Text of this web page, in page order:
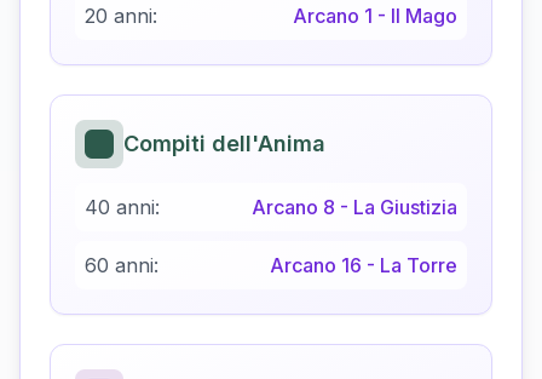
20 anni: Arcano 1 - Il Mago
Compiti dell'Anima
40 anni: Arcano 8 - La Giustizia
60 anni: Arcano 16 - La Torre